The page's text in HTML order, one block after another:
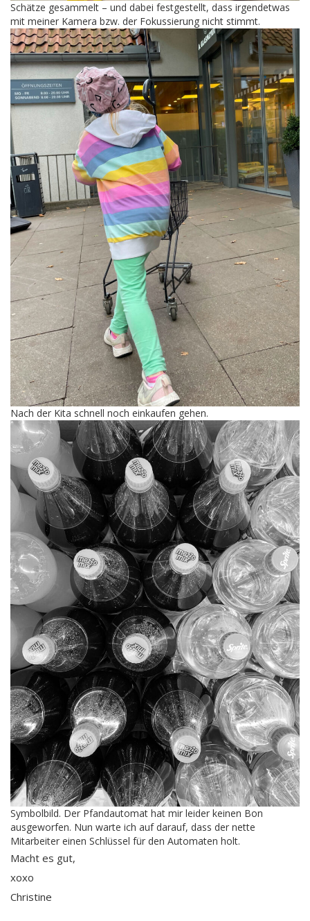
Schätze gesammelt – und dabei festgestellt, dass irgendetwas
mit meiner Kamera bzw. der Fokussierung nicht stimmt.
Nach der Kita schnell noch einkaufen gehen.
Symbolbild. Der Pfandautomat hat mir leider keinen Bon
ausgeworfen. Nun warte ich auf darauf, dass der nette
Mitarbeiter einen Schlüssel für den Automaten holt.
Macht es gut,
xoxo
Christine